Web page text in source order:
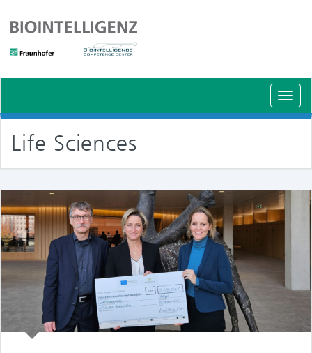
Life Sciences